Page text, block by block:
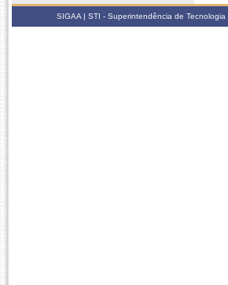
SIGAA | STI - Superintendência de